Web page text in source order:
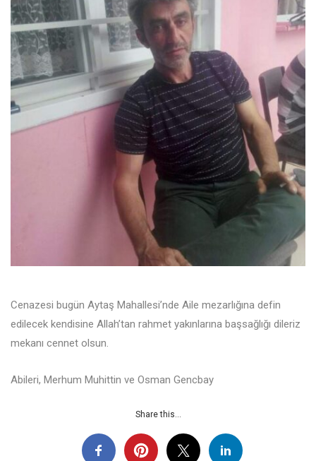
Cenazesi bugün Aytaş Mahallesi’nde Aile mezarlığına defin
edilecek kendisine Allah’tan rahmet yakınlarına başsağlığı dileriz
mekanı cennet olsun.
Abileri, Merhum Muhittin ve Osman Gencbay
Share this...